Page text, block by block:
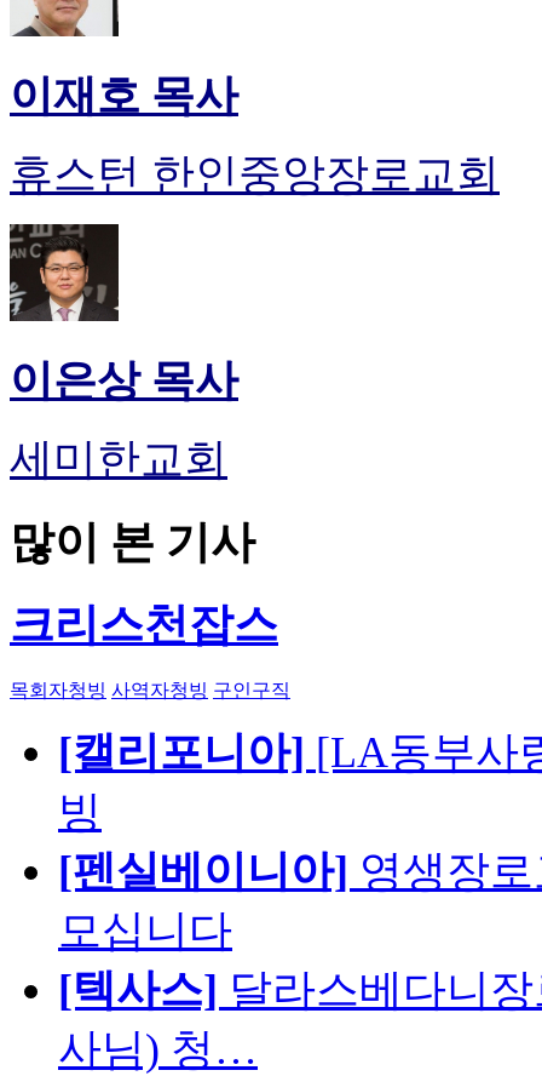
이재호 목사
휴스턴 한인중앙장로교회
이은상 목사
세미한교회
많이 본 기사
크리스천잡스
목회자청빙 사역자청빙 구인구직
[캘리포니아] [LA동부사
빙
[펜실베이니아] 영생장
모십니다
[텍사스] 달라스베다니
사님) 청…